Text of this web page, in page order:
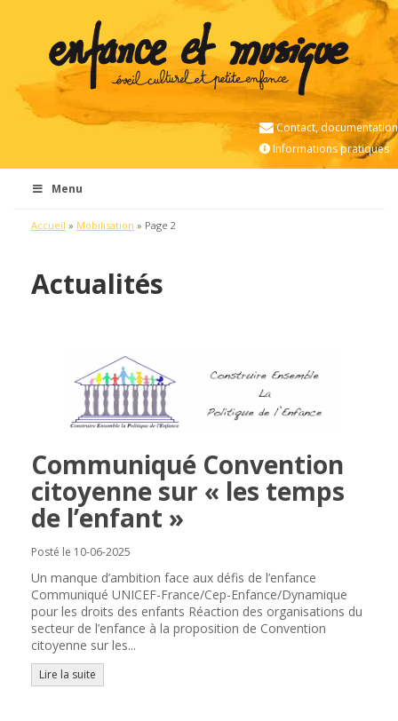
Contact, documentation
Informations pratiques
Menu
Accueil » Mobilisation » Page 2
Actualités
Communiqué Convention
citoyenne sur « les temps
de l’enfant »
Posté le 10-06-2025
Un manque d’ambition face aux défis de l’enfance
Communiqué UNICEF-France/Cep-Enfance/Dynamique
pour les droits des enfants Réaction des organisations du
secteur de l’enfance à la proposition de Convention
citoyenne sur les...
Lire la suite